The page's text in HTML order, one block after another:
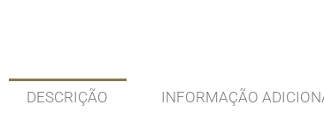
DESCRIÇÃO INFORMAÇÃO